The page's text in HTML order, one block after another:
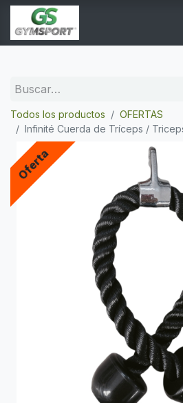
Todos los productos
OFERTAS
Infinité Cuerda de Tríceps /
Oferta